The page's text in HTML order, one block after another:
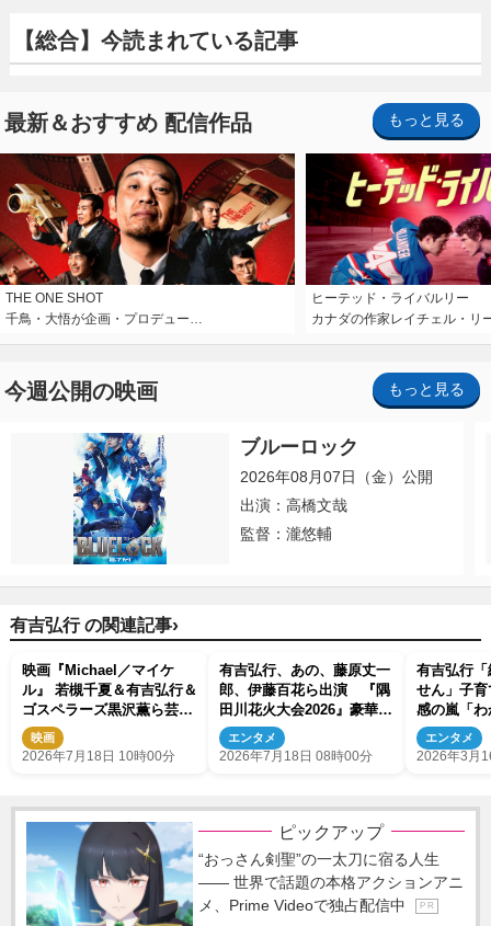
【総合】今読まれている記事
最新＆おすすめ 配信作品 もっと見る
THE ONE SHOT
千鳥・大悟が企画・プロデュー…
ヒーテッド・ライバルリー
カナダの作家レイチェル・リ
今週公開の映画 もっと見る
ブルーロック
2026年08月07日（金）公開
出演：高橋文哉
監督：瀧悠輔
有吉弘行 の関連記事›
映画『Michael／マイケ
ル』 若槻千夏＆有吉弘行＆
ゴスペラーズ黒沢薫ら芸能
人たちも熱狂 田村淳は娘
と鑑賞
映画
2026年7月18日 10時00分
有吉弘行、あの、藤原丈一
郎、伊藤百花ら出演 『隅
田川花火大会2026』豪華ゲ
スト＆中継陣発表
エンタメ
2026年7月18日 08時00分
有吉弘行
せん」子
感の嵐「
「みんな
エンタメ
2026年3月
ピックアップ
“おっさん剣聖”の一太刀に宿る人生
―― 世界で話題の本格アクションアニ
メ、Prime Videoで独占配信中
P R